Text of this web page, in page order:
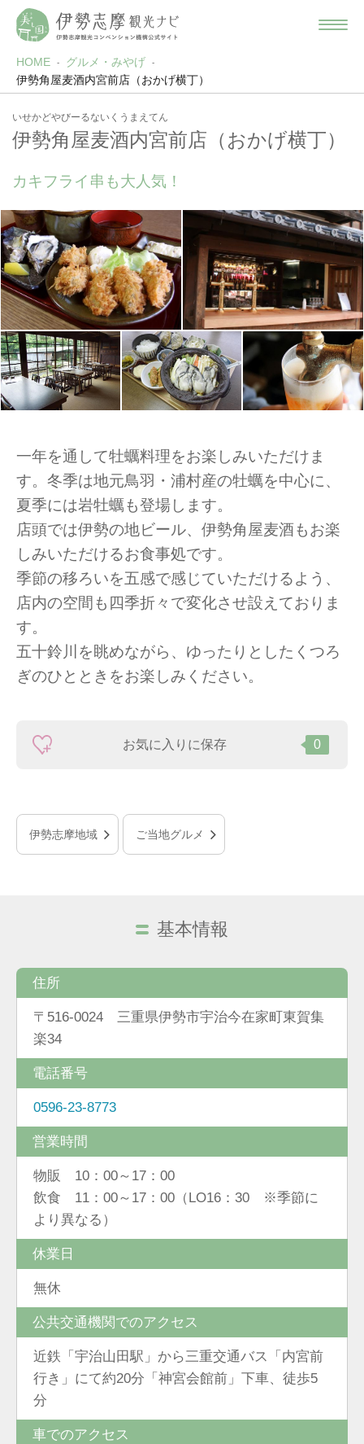
HOME
グルメ・みやげ
伊勢角屋麦酒内宮前店（おかげ横丁）
いせかどやびーるないくうまえてん
伊勢角屋麦酒内宮前店（おかげ横丁）
カキフライ串も大人気！
一年を通して牡蠣料理をお楽しみいただけま
す。冬季は地元鳥羽・浦村産の牡蠣を中心に、
夏季には岩牡蠣も登場します。
店頭では伊勢の地ビール、伊勢角屋麦酒もお楽
しみいただけるお食事処です。
季節の移ろいを五感で感じていただけるよう、
店内の空間も四季折々で変化させ設えておりま
す。
五十鈴川を眺めながら、ゆったりとしたくつろ
ぎのひとときをお楽しみください。
お気に入りに保存 0
伊勢志摩地域 ご当地グルメ
基本情報
住所
〒516-0024 三重県伊勢市宇治今在家町東賀集
楽34
電話番号
0596-23-8773
営業時間
物販 10：00～17：00
飲食 11：00～17：00（LO16：30 ※季節に
より異なる）
休業日
無休
公共交通機関でのアクセス
近鉄「宇治山田駅」から三重交通バス「内宮前
行き」にて約20分「神宮会館前」下車、徒歩5
分
車でのアクセス